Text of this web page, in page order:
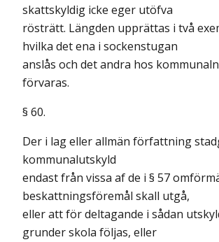
skattskyldig icke eger utöfva
rösträtt. Längden upprättas i två
hvilka det ena i sockenstugan
anslås och det andra hos
förvaras.
§ 60.
Der i lag eller allmän författning
kommunalutskyld
endast från vissa af de i § 57
beskattningsföremål skall utgå,
eller att för deltagande i sådan
grunder skola följas, eller